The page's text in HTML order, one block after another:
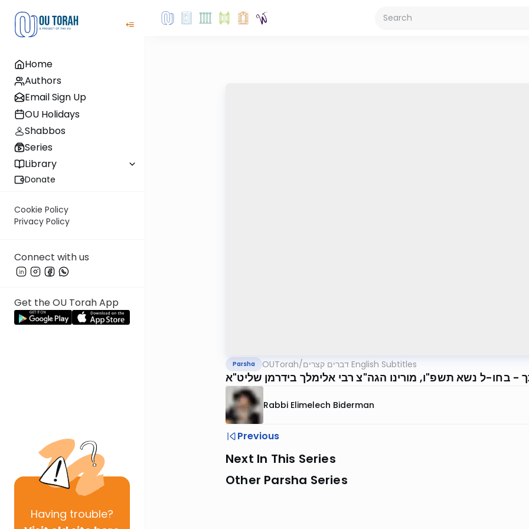
Home
Authors
Email Sign Up
OU Holidays
Shabbos
Series
Library
Donate
Cookie Policy
Privacy Policy
Connect with us
Get the OU Torah App
Having trouble?
Parsha OUTorah/ דברים קצרים English Subtitles
- בחו-ל נשא תשפ"ו, מורינו הגה"צ רבי אלימלך בידרמן שליט"א
Rabbi Elimelech Biderman
Previous
Next In This Series
Other Parsha Series